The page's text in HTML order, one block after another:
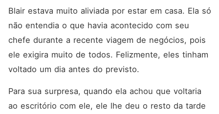
Roman... ou acordar
enredada no caos que era
seu chefe implacável e
perigosamente encantador.
deveria ser. No entanto, à
luz fria do dia, escapar não
facilmente, especialmente
quando queria mais. Ele não
queria Blair apenas por um
Blair estava muito aliviada por estar em casa. Ela só
não entendia o que havia acontecido com seu
chefe durante a recente viagem de negócios, pois
ele exigira muito de todos. Felizmente, eles tinham
voltado um dia antes do previsto.
Para sua surpresa, quando ela achou que voltaria
ao escritório com ele, ele lhe deu o resto da tarde